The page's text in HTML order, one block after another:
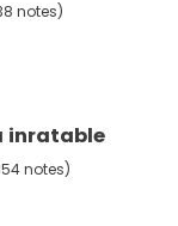
notes)
inratable
notes)